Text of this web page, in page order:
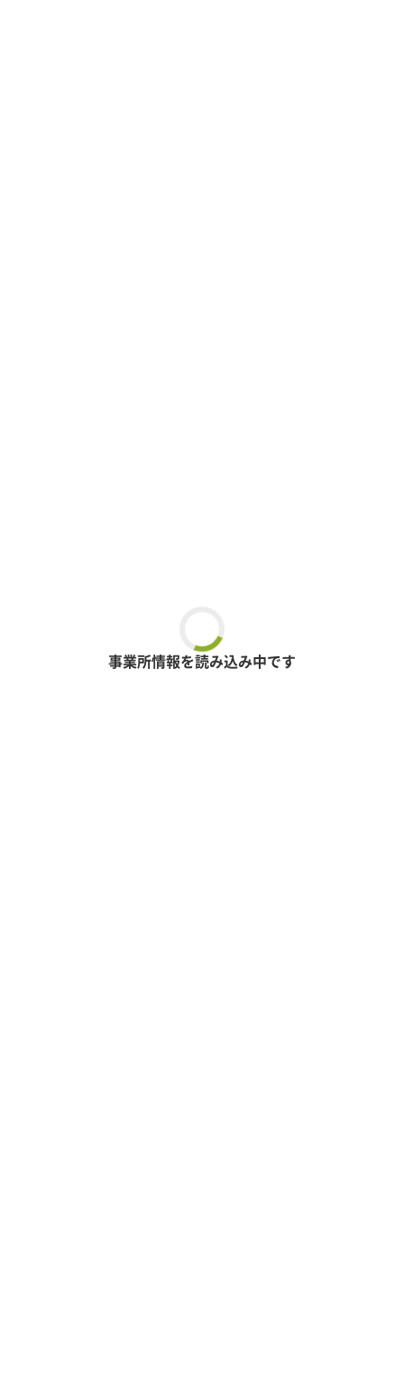
事業所情報を読み込み中です